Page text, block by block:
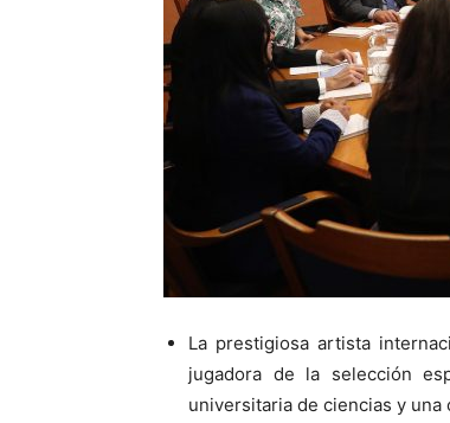
La prestigiosa artista
jugadora de la selección
universitaria de ciencias y una